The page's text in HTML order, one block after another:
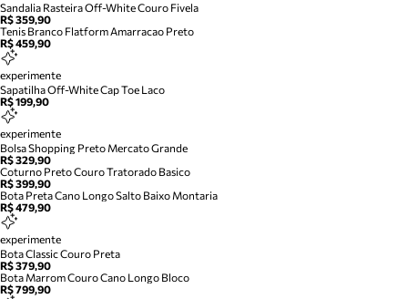
Sandalia Rasteira Off-White Couro Fivela
R$ 359,90
Tenis Branco Flatform Amarracao Preto
R$ 459,90
experimente
Sapatilha Off-White Cap Toe Laco
R$ 199,90
experimente
Bolsa Shopping Preto Mercato Grande
R$ 329,90
Coturno Preto Couro Tratorado Basico
R$ 399,90
Bota Preta Cano Longo Salto Baixo Montaria
R$ 479,90
experimente
Bota Classic Couro Preta
R$ 379,90
Bota Marrom Couro Cano Longo Bloco
R$ 799,90